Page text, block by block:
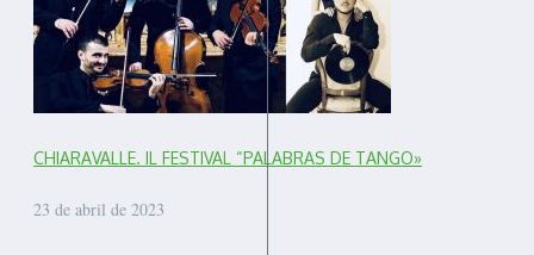
CHIARAVALLE. IL FESTIVAL “PALABRAS DE TANGO»
23 de abril de 2023